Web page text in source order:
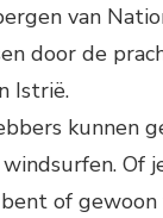
van
door de
Istrië.
kunnen
Of
of